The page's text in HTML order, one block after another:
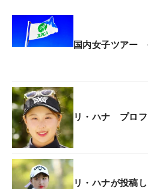
備えたウェアで戦うハナの”
だ。
す。よろしくお願いいたし
の国内女子ツアー「樋口久
山下美夢有、仁井優花との
し初優勝を遂げたハナが、
国内女子ツアー
リ・ハナ プロ
リ・ハナが投稿